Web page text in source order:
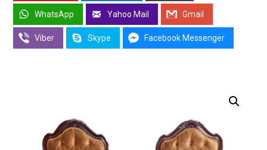
WhatsApp Yahoo Mail Gmail
Viber Skype Facebook Messenger